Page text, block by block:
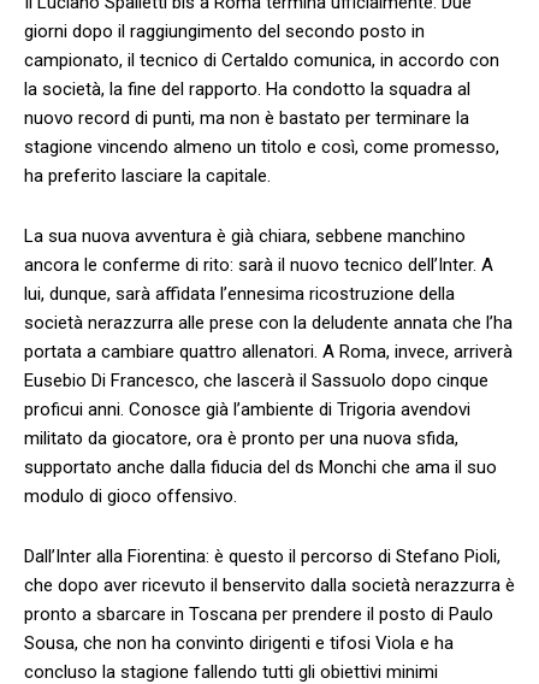
giorni dopo il raggiungimento del secondo posto in
campionato, il tecnico di Certaldo comunica, in accordo con
la società, la fine del rapporto. Ha condotto la squadra al
nuovo record di punti, ma non è bastato per terminare la
stagione vincendo almeno un titolo e così, come promesso,
ha preferito lasciare la capitale.
La sua nuova avventura è già chiara, sebbene manchino
ancora le conferme di rito: sarà il nuovo tecnico dell’Inter. A
lui, dunque, sarà affidata l’ennesima ricostruzione della
società nerazzurra alle prese con la deludente annata che l’ha
portata a cambiare quattro allenatori. A Roma, invece, arriverà
Eusebio Di Francesco, che lascerà il Sassuolo dopo cinque
proficui anni. Conosce già l’ambiente di Trigoria avendovi
militato da giocatore, ora è pronto per una nuova sfida,
supportato anche dalla fiducia del ds Monchi che ama il suo
modulo di gioco offensivo.
Dall’Inter alla Fiorentina: è questo il percorso di Stefano Pioli,
che dopo aver ricevuto il benservito dalla società nerazzurra è
pronto a sbarcare in Toscana per prendere il posto di Paulo
Sousa, che non ha convinto dirigenti e tifosi Viola e ha
concluso la stagione fallendo tutti gli obiettivi minimi